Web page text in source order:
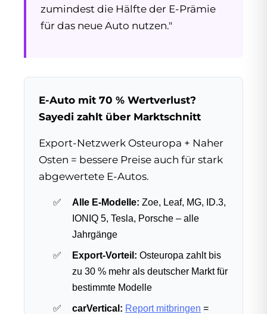
zumindest die Hälfte der E-Prämie
für das neue Auto nutzen."
E-Auto mit 70 % Wertverlust?
Sayedi zahlt über Marktschnitt
Export-Netzwerk Osteuropa + Naher
Osten = bessere Preise auch für stark
abgewertete E-Autos.
Alle E-Modelle: Zoe, Leaf, MG, ID.3,
IONIQ 5, Tesla, Porsche – alle
Jahrgänge
Export-Vorteil: Osteuropa zahlt bis
zu 30 % mehr als deutscher Markt für
bestimmte Modelle
carVertical: Report mitbringen =